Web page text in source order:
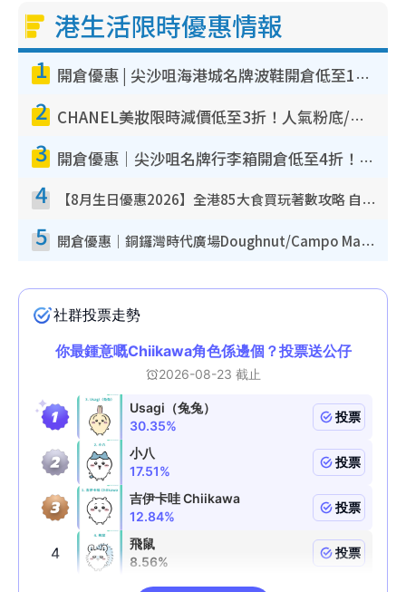
港生活限時優惠情報
1 開倉優惠 | 尖沙咀海港城名牌波鞋開倉低至1折！On鞋$899起／Joy&Peace鞋履$98起
2 CHANEL美妝限時減價低至3折！人氣粉底/唇膏/精華液低至$275！COCO香水都有平
3 開倉優惠｜尖沙咀名牌行李箱開倉低至4折！一連5日 American Tourister/ace./Hallmark $200起！
4 【8月生日優惠2026】全港85大食買玩著數攻略 自助餐/火鍋放題同行免費＋誠品/DONKI送現金券
5 開倉優惠｜銅鑼灣時代廣場Doughnut/Campo Marzio開倉低至1折！背囊、書包、手袋劈價$200起